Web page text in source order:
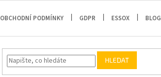
OBCHODNÍ PODMÍNKY GDPR ESSOX BLOG
HLEDAT